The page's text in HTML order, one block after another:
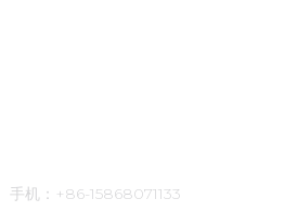
手机：+86-15868071133